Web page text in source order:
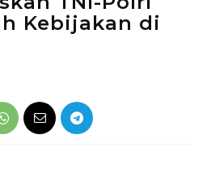
Kebijakan di